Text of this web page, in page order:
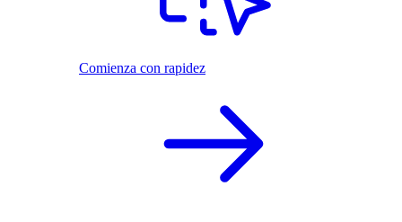
Comienza con rapidez